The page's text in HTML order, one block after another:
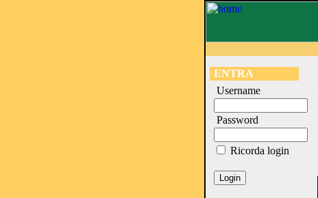
ENTRA
Username
Password
Ricorda login